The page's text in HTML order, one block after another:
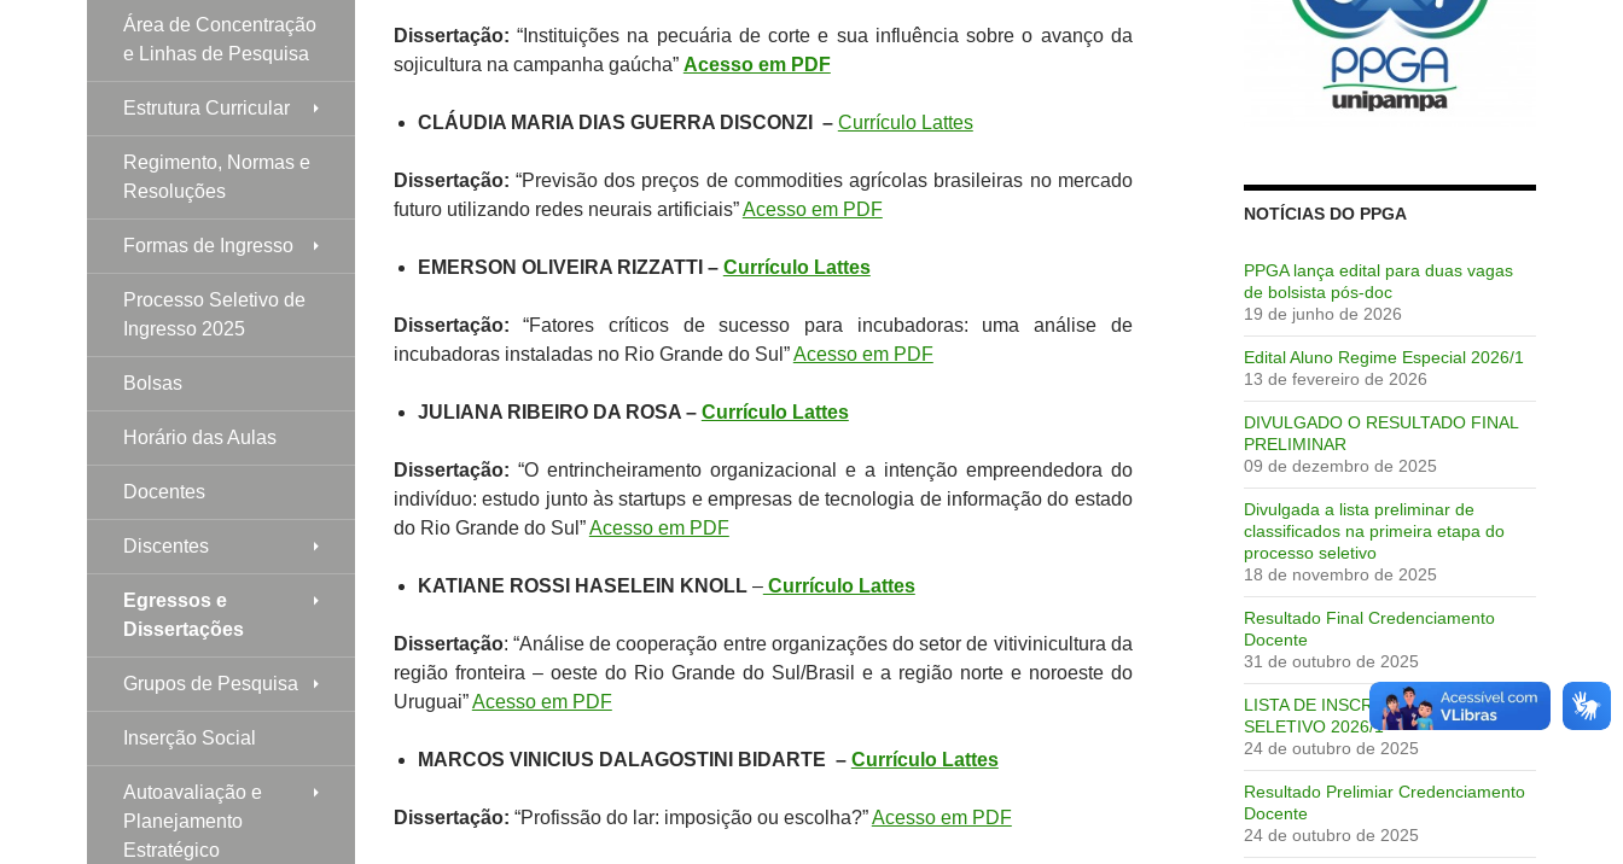
Dissertação: “Instituições na pecuária de corte e sua influência sobre o avanço da
sojicultura na campanha gaúcha” Acesso em PDF
CLÁUDIA MARIA DIAS GUERRA DISCONZI – Currículo Lattes
Dissertação: “Previsão dos preços de commodities agrícolas brasileiras no mercado
futuro utilizando redes neurais artificiais”Acesso em PDF
EMERSON OLIVEIRA RIZZATTI – Currículo Lattes
Dissertação: “Fatores críticos de sucesso para incubadoras: uma análise de
incubadoras instaladas no Rio Grande do Sul”Acesso em PDF
JULIANA RIBEIRO DA ROSA – Currículo Lattes
Dissertação: “O entrincheiramento organizacional e a intenção empreendedora do
indivíduo: estudo junto às startups e empresas de tecnologia de informação do estado
do Rio Grande do Sul”Acesso em PDF
KATIANE ROSSI HASELEIN KNOLL–Currículo Lattes
Dissertação: “Análise de cooperação entre organizações do setor de vitivinicultura da
região fronteira – oeste do Rio Grande do Sul/Brasil e a região norte e noroeste do
Uruguai”Acesso em PDF
MARCOS VINICIUS DALAGOSTINI BIDARTE – Currículo Lattes
Dissertação: “Profissão do lar: imposição ou escolha?”Acesso em PDF
NOTÍCIAS DO PPGA
PPGA lança edital para duas vagas
de bolsista pós-doc
19 de junho de 2026
Edital Aluno Regime Especial 2026/1
13 de fevereiro de 2026
DIVULGADO O RESULTADO FINAL
PRELIMINAR
09 de dezembro de 2025
Divulgada a lista preliminar de
classificados na primeira etapa do
processo seletivo
18 de novembro de 2025
Resultado Final Credenciamento
Docente
31 de outubro de 2025
LISTA DE INSCRIÇÕES PROCESSO
SELETIVO 2026/1
24 de outubro de 2025
Resultado Prelimiar Credenciamento
Docente
24 de outubro de 2025
Área de Concentração
e Linhas de Pesquisa
Estrutura Curricular
Regimento, Normas e
Resoluções
Formas de Ingresso
Processo Seletivo de
Ingresso 2025
Bolsas
Horário das Aulas
Docentes
Discentes
Egressos e
Dissertações
Grupos de Pesquisa
Inserção Social
Autoavaliação e
Planejamento
Estratégico